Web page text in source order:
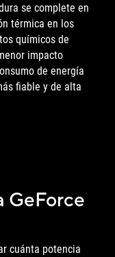
se complete en
térmica en los
químicos de
impacto
de energía
fiable y de alta
GeForce
cuánta potencia